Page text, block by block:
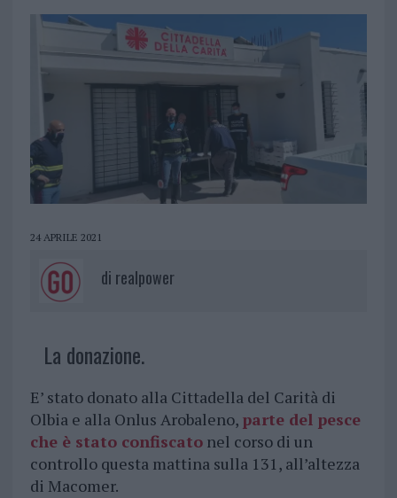
24 APRILE 2021
di realpower
La donazione.
E’ stato donato alla Cittadella del Carità di
Olbia e alla Onlus Arobaleno, parte del pesce
che è stato confiscatonel corso di un
controllo questa mattina sulla 131, all’altezza
di Macomer.